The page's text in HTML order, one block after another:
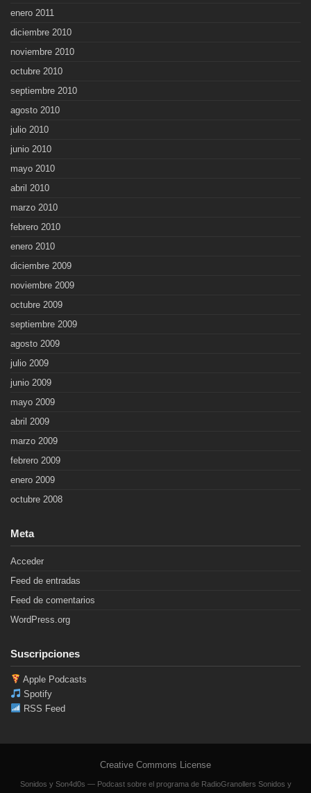
enero 2011
diciembre 2010
noviembre 2010
octubre 2010
septiembre 2010
agosto 2010
julio 2010
junio 2010
mayo 2010
abril 2010
marzo 2010
febrero 2010
enero 2010
diciembre 2009
noviembre 2009
octubre 2009
septiembre 2009
agosto 2009
julio 2009
junio 2009
mayo 2009
abril 2009
marzo 2009
febrero 2009
enero 2009
octubre 2008
Meta
Acceder
Feed de entradas
Feed de comentarios
WordPress.org
Suscripciones
Apple Podcasts
Spotify
RSS Feed
Creative Commons License
Sonidos y Son4d0s — Podcast sobre el programa de RadioGranollers Sonidos y